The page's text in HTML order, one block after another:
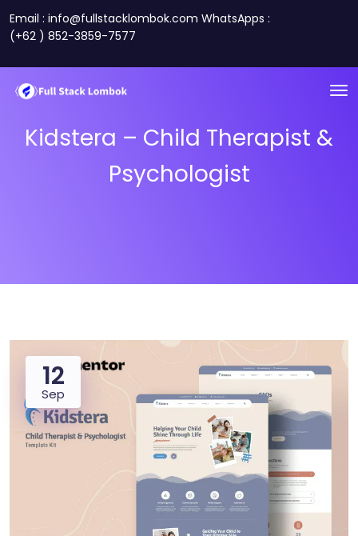
Email : info@fullstacklombok.com WhatsApps :
(+62 ) 852-3859-7577
Kidstera – Child Therapist &
Psychologist
12
Sep